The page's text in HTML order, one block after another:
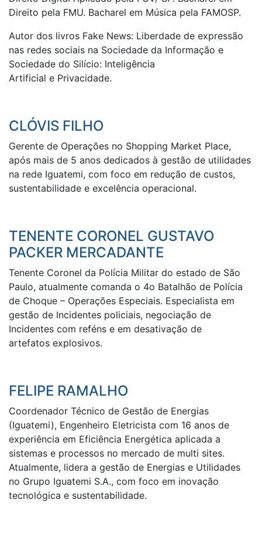
Direito pela FMU. Bacharel em Música pela FAMOSP.
Autor dos livros Fake News: Liberdade de expressão
nas redes sociais na Sociedade da Informação e
Sociedade do Silício: Inteligência
Artificial e Privacidade.
CLÓVIS FILHO
Gerente de Operações no Shopping Market Place,
após mais de 5 anos dedicados à gestão de utilidades
na rede Iguatemi, com foco em redução de custos,
sustentabilidade e excelência operacional.
TENENTE CORONEL GUSTAVO
PACKER MERCADANTE
Tenente Coronel da Polícia Militar do estado de São
Paulo, atualmente comanda o 4o Batalhão de Polícia
de Choque – Operações Especiais. Especialista em
gestão de Incidentes policiais, negociação de
Incidentes com reféns e em desativação de
artefatos explosivos.
FELIPE RAMALHO
Coordenador Técnico de Gestão de Energias
(Iguatemi), Engenheiro Eletricista com 16 anos de
experiência em Eficiência Energética aplicada a
sistemas e processos no mercado de multi sites.
Atualmente, lidera a gestão de Energias e Utilidades
no Grupo Iguatemi S.A., com foco em inovação
tecnológica e sustentabilidade.